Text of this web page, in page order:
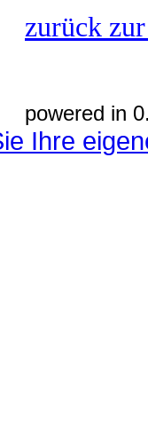
zurück
powered in
Ihre